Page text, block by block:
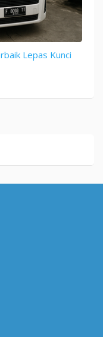
Lepas Kunci